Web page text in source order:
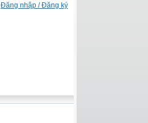
Đăng nhập / Đăng ký